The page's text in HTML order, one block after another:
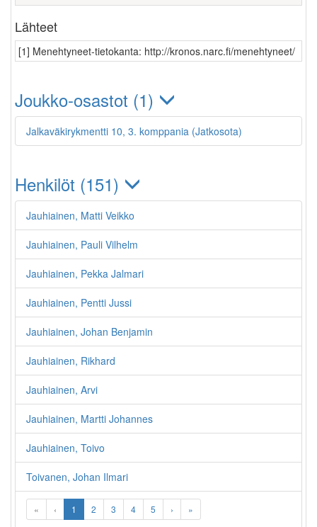
Lähteet
[1] Menehtyneet-tietokanta: http://kronos.narc.fi/menehtyneet/
Joukko-osastot (1)
Jalkaväkirykmentti 10, 3. komppania (Jatkosota)
Henkilöt (151)
Jauhiainen, Matti Veikko
Jauhiainen, Pauli Vilhelm
Jauhiainen, Pekka Jalmari
Jauhiainen, Pentti Jussi
Jauhiainen, Johan Benjamin
Jauhiainen, Rikhard
Jauhiainen, Arvi
Jauhiainen, Martti Johannes
Jauhiainen, Toivo
Toivanen, Johan Ilmari
« ‹ 1 2 3 4 5 › »